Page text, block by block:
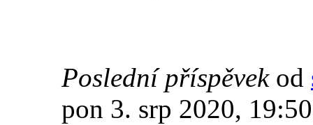
Poslední příspěvekod
pon 3. srp 2020, 19:50